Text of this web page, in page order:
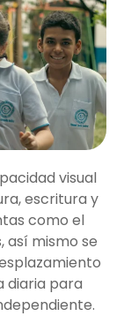
visual
escritura y
como el
así mismo se
diaria para